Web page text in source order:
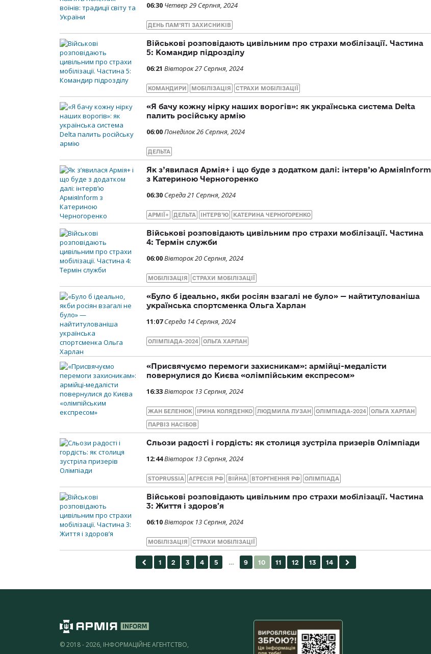
06:30 Четвер 29 Серпня, 2024
ДЕНЬ ПАМ’ЯТІ ЗАХИСНИКІВ
Військові розповідають цивільним про страхи мобілізації. Частина
5: Командир підрозділу
06:21 Вівторок 27 Серпня, 2024
КОМАНДИРИ МОБІЛІЗАЦІЯ СТРАХИ МОБІЛІЗАЦІЇ
«Я бачу кожну нірку наших ворогів»: як українська система Delta
палить російську армію
06:00Понеділок 26 Серпня, 2024
ДЕЛЬТА
Як з’явилася Армія+ і що буде з додатком далі: інтерв’ю АрміяInform
з Катериною Черногоренко
06:30 Середа 21 Серпня, 2024
АРМІЇ+ ДЕЛЬТА ІНТЕРВ’Ю КАТЕРИНА ЧЕРНОГОРЕНКО
Військові розповідають цивільним про страхи мобілізації. Частина
4: Термін служби
06:00Вівторок 20 Серпня, 2024
МОБІЛІЗАЦІЯ СТРАХИ МОБІЛІЗАЦІЇ
«Було б ідеально, якби росіян взагалі не було» — найтитулованіша
українська спортсменка Ольга Харлан
11:07 Середа 14 Серпня, 2024
ОЛІМПІАДА-2024 ОЛЬГА ХАРЛАН
«Присвячуємо перемоги захисникам»: армійці-медалісти
повернулися до Києва «олімпійським експресом»
16:33Вівторок 13 Серпня, 2024
ЖАН БЕЛЕНЮК ІРИНА КОЛЯДЕНКО ЛЮДМИЛА ЛУЗАН ОЛІМПІАДА-2024 ОЛЬГА ХАРЛАН
ПАРВІЗ НАСІБОВ
Сльози радості і гордість: як столиця зустріла призерів Олімпіади
12:44Вівторок 13 Серпня, 2024
STOPRUSSIA АГРЕСІЯ РФ ВІЙНА ВТОРГНЕННЯ РФ ОЛІМПІАДА
Військові розповідають цивільним про страхи мобілізації. Частина
3: Життя і здоровʼя
06:10Вівторок 13 Серпня, 2024
МОБІЛІЗАЦІЯ СТРАХИ МОБІЛІЗАЦІЇ
© 2018 - 2026, ІНФОРМАЦІЙНЕ АГЕНТСТВО,